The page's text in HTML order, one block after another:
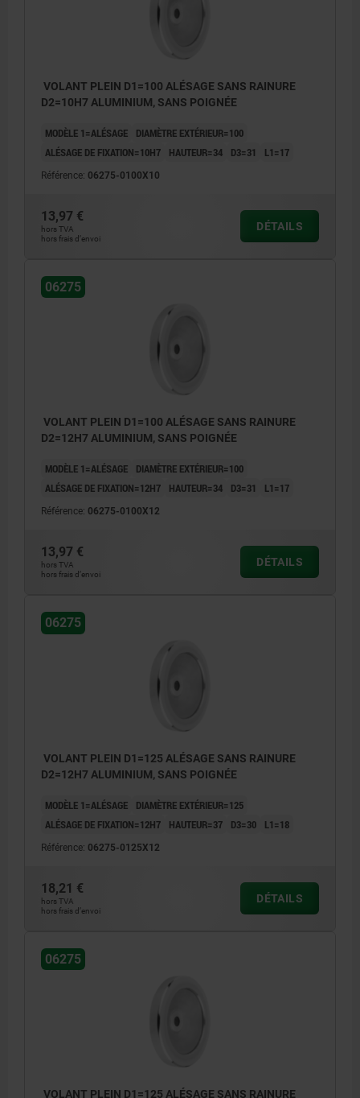
VOLANT PLEIN D1=100 ALÉSAGE SANS RAINURE
D2=10H7 ALUMINIUM, SANS POIGNÉE
MODÈLE 1=ALÉSAGE
DIAMÈTRE EXTÉRIEUR=100
ALÉSAGE DE FIXATION=10H7
HAUTEUR=34 D3=31 L1=17
Référence: 06275-0100X10
13,97 €
hors TVA
hors frais d’envoi
DÉTAILS
06275
VOLANT PLEIN D1=100 ALÉSAGE SANS RAINURE
D2=12H7 ALUMINIUM, SANS POIGNÉE
MODÈLE 1=ALÉSAGE
DIAMÈTRE EXTÉRIEUR=100
ALÉSAGE DE FIXATION=12H7
HAUTEUR=34 D3=31 L1=17
Référence: 06275-0100X12
13,97 €
hors TVA
hors frais d’envoi
DÉTAILS
06275
VOLANT PLEIN D1=125 ALÉSAGE SANS RAINURE
D2=12H7 ALUMINIUM, SANS POIGNÉE
MODÈLE 1=ALÉSAGE
DIAMÈTRE EXTÉRIEUR=125
ALÉSAGE DE FIXATION=12H7
HAUTEUR=37 D3=30 L1=18
Référence: 06275-0125X12
18,21 €
hors TVA
hors frais d’envoi
DÉTAILS
06275
VOLANT PLEIN D1=125 ALÉSAGE SANS RAINURE